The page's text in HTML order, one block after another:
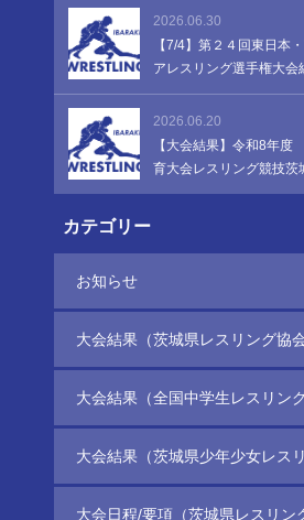
2026.06.30
【7/4】第２４回東日本
アレスリング選手権大会
2026.06.20
【大会結果】令和8年
育大会レスリング競技茨
カテゴリー
お知らせ
大会結果（茨城県レスリング協会
大会結果（全国中学生レスリング
大会結果（茨城県少年少女レス
大会日程/要項（茨城県レスリン